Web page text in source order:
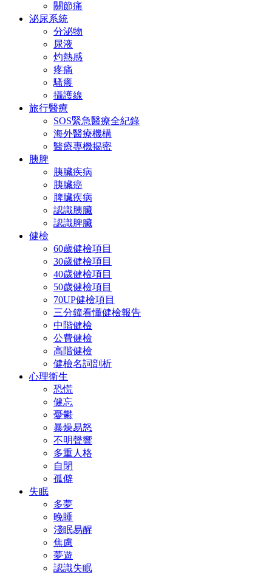
關節痛
泌尿系統
分泌物
尿液
灼熱感
疼痛
騷癢
攝護線
旅行醫療
SOS緊急醫療全紀錄
海外醫療機構
醫療專機揭密
胰脾
胰臟疾病
胰臟癌
脾臟疾病
認識胰臟
認識脾臟
健檢
60歲健檢項目
30歲健檢項目
40歲健檢項目
50歲健檢項目
70UP健檢項目
三分鐘看懂健檢報告
中階健檢
公費健檢
高階健檢
健檢名詞剖析
心理衛生
恐慌
健忘
憂鬱
暴燥易怒
不明聲響
多重人格
自閉
孤僻
失眠
多夢
晚睡
淺眠易醒
焦慮
夢遊
認識失眠